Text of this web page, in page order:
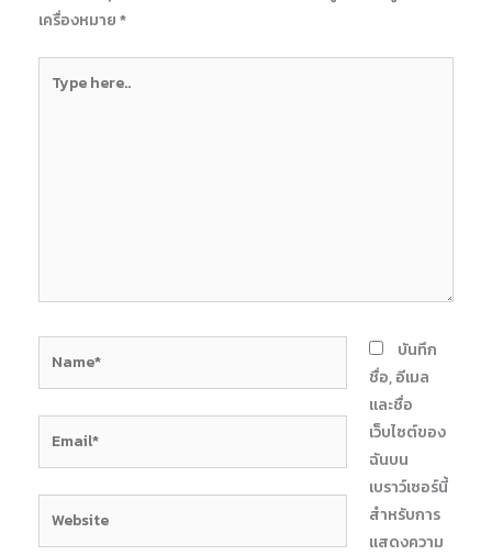
เครื่องหมาย*
here..
บันทึก
ชื่อ, อีเมล
และชื่อ
เว็บไซต์ของ
ฉันบน
เบราว์เซอร์นี้
สำหรับการ
แสดงความ